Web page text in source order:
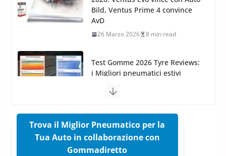
Test Gomme 2026 Tyre Reviews:
i Migliori pneumatici estivi
sportivi a confronto
Pirelli Cinturato 2026: due
confermano il salto tecnico del
Pirelli P Zero Trofeo RS: per
Trova il Miglior Pneumatico per la
Tua Auto in collaborazione con
Gommadiretto